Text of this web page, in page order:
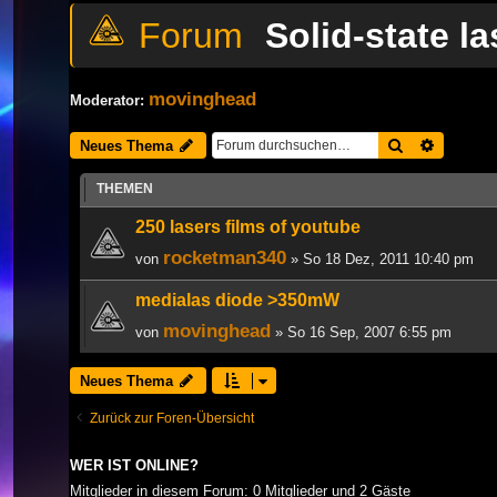
Solid-state
Moderator: movinghead
Neues Thema Suche
THEMEN
250 lasers films of youtube
von rocketman340 » So 18 Dez, 2011 10:40 pm
medialas diode >350mW
von movinghead » So 16 Sep, 2007 6:55 pm
Neues Thema
Zurück zur Foren-Übersicht
WER IST ONLINE?
Mitglieder in diesem Forum: 0 Mitglieder und 2 Gäste